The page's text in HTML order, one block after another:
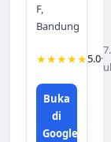
F,
Bandung
★★★★★5.0·
Buka
di
Google